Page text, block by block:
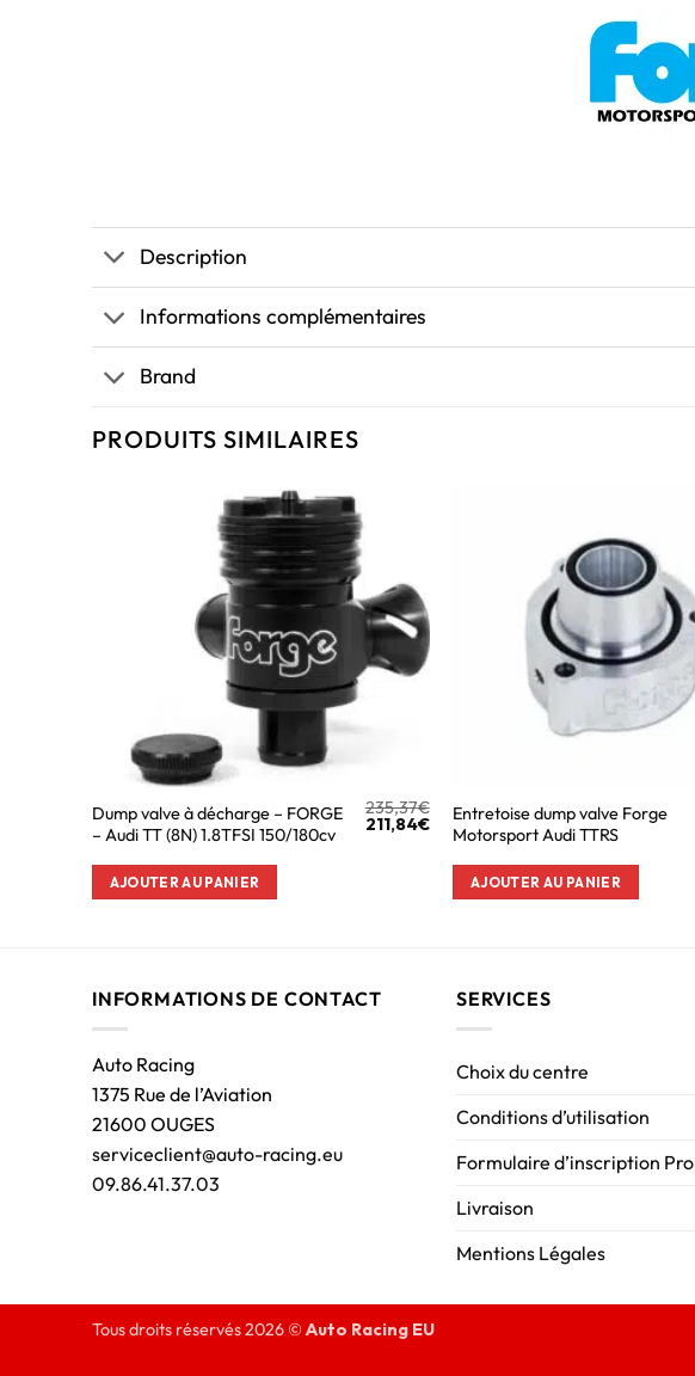
Description
Informations complémentaires
Brand
PRODUITS SIMILAIRES
Dump valve à décharge – FORGE
– Audi TT (8N) 1.8TFSI 150/180cv
235,37€
211,84€
AJOUTER AU PANIER
Entretoise dump valve Forge
Motorsport Audi TTRS
AJOUTER AU PANIER
INFORMATIONS DE CONTACT
Auto Racing
1375 Rue de l’Aviation
21600 OUGES
serviceclient@auto-racing.eu
09.86.41.37.03
SERVICES
Choix du centre
Conditions d’utilisation
Formulaire d’inscription Pro
Livraison
Mentions Légales
Tous droits réservés 2026 © Auto Racing EU